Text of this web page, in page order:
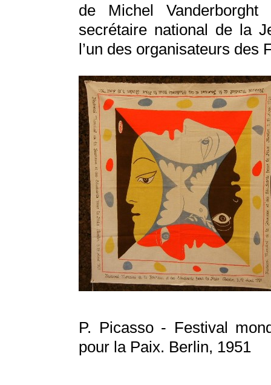
de Michel
secrétaire national de la
l’un des organisateurs
P. Picasso - Festival
pour la Paix. Berlin, 1951